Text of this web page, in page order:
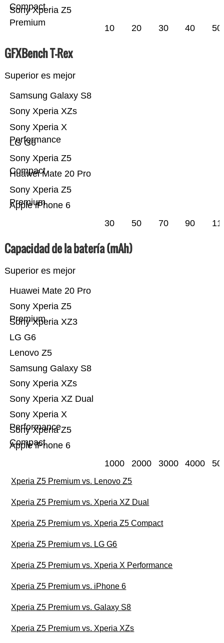
Sony Xperia Z5
Premium
Compact
10 20 30 40 50
GFXBench T-Rex
Superior es mejor
Apple iPhone 6
Sony Xperia Z5
Premium
Huawei Mate 20 Pro
Sony Xperia Z5
Compact
LG G6
Sony Xperia X
Performance
Sony Xperia XZs
Samsung Galaxy S8
30 50 70 90
Capacidad de la batería (mAh)
Superior es mejor
Apple iPhone 6
Sony Xperia Z5
Compact
Sony Xperia X
Performance
Sony Xperia XZ Dual
Sony Xperia XZs
Samsung Galaxy S8
Lenovo Z5
LG G6
Sony Xperia XZ3
Sony Xperia Z5
Premium
Huawei Mate 20 Pro
1000 2000 3000 4000
Xperia Z5 Premium vs. Lenovo Z5
Xperia Z5 Premium vs. Xperia XZ Dual
Xperia Z5 Premium vs. Xperia Z5 Compact
Xperia Z5 Premium vs. LG G6
Xperia Z5 Premium vs. Xperia X Performance
Xperia Z5 Premium vs. iPhone 6
Xperia Z5 Premium vs. Galaxy S8
Xperia Z5 Premium vs. Xperia XZs